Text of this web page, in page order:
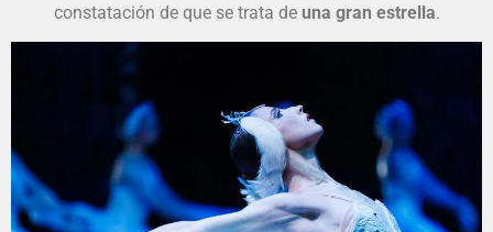
constatación de que se trata de una gran estrella.